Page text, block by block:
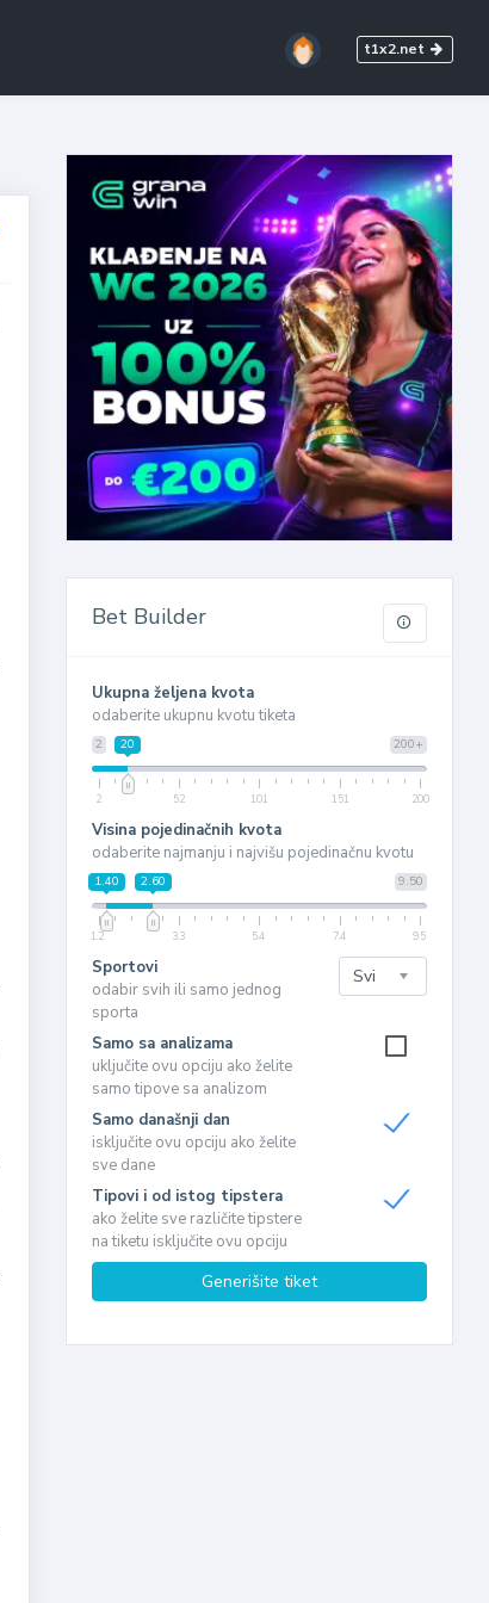
t1x2.net
Bet Builder
Ukupna željena kvota
odaberite ukupnu kvotu tiketa
2 200+
20
2 52 101 151 200
Visina pojedinačnih kvota
odaberite najmanju i najvišu pojedinačnu kvotu
9.50
1.40 2.60
1.2 3.3 5.4 7.4 9.5
Sportovi
odabir svih ili samo jednog
sporta
Samo sa analizama
uključite ovu opciju ako želite
samo tipove sa analizom
Samo današnji dan
isključite ovu opciju ako želite
sve dane
Tipovi i od istog tipstera
ako želite sve različite tipstere
na tiketu isključite ovu opciju
Generišite tiket